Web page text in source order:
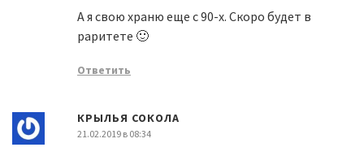
А я свою храню еще с 90-х. Скоро будет в
раритете 🙂
Ответить
КРЫЛЬЯ СОКОЛА
21.02.2019 в 08:34